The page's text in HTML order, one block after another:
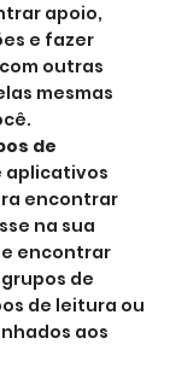
apoio,
e fazer
outras
mesmas
de
aplicativos
encontrar
na sua
encontrar
de
de leitura ou
aos